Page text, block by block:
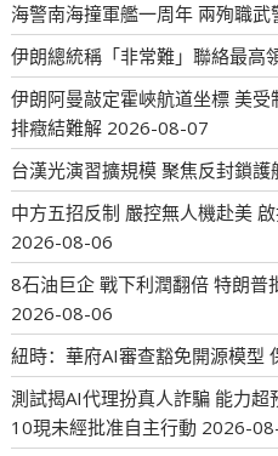
海警南海撞軍艦一周年 兩殉職武
伊朗總統稱「非常難」聯絡最高
伊朗阿曼敲定霍峽航道坐標 美
排癥結難解 2026-08-07
台漢光演習擴規模 聚焦反封鎖護
中方五招反制 嚴控無人機赴美
2026-08-06
8石油巨企 戰下利潤翻倍 特朗普
2026-08-06
紐時：華府AI審查豁免開源模型
測試揭AI代理扮真人詐騙 能力
10現未經批准自主行動 2026-